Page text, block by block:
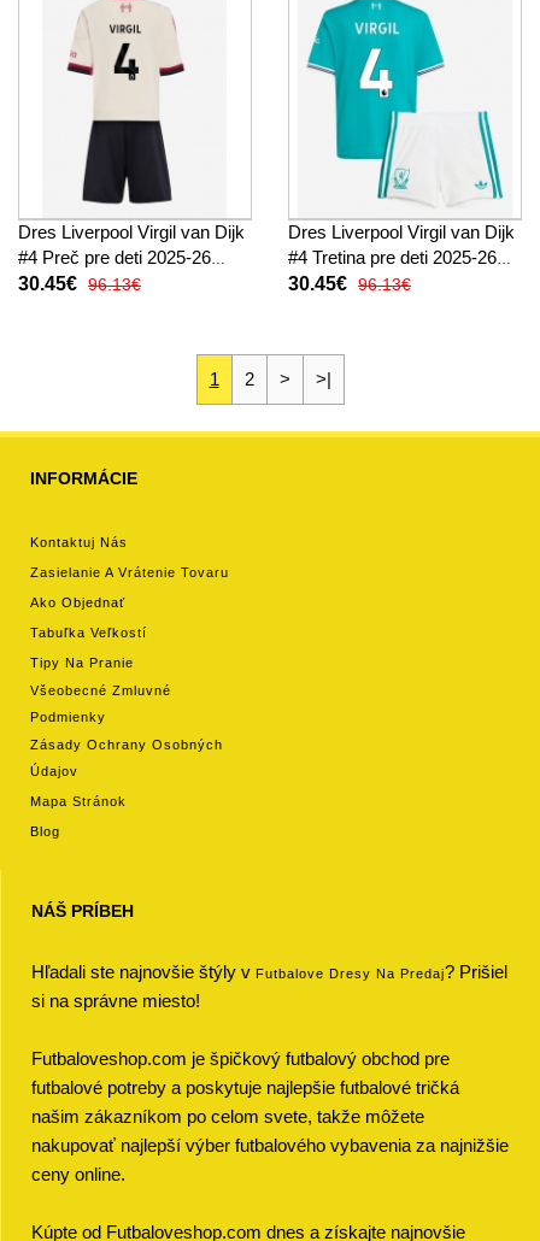
Dres Liverpool Virgil van Dijk
#4 Preč pre deti 2025-26
Krátky Rukáv (+ trenírky)
30.45€ 96.13€
Dres Liverpool Virgil van Dijk
#4 Tretina pre deti 2025-26
Krátky Rukáv (+ trenírky)
30.45€ 96.13€
1 2 > >|
INFORMÁCIE
Kontaktuj Nás
Zasielanie A Vrátenie Tovaru
Ako Objednať
Tabuľka Veľkostí
Tipy Na Pranie
Všeobecné Zmluvné
Podmienky
Zásady Ochrany Osobných
Údajov
Mapa Stránok
Blog
NÁŠ PRÍBEH
Hľadali ste najnovšie štýly v Futbalove Dresy Na Predaj? Prišiel
si na správne miesto!
Futbaloveshop.com je špičkový futbalový obchod pre
futbalové potreby a poskytuje najlepšie futbalové tričká
našim zákazníkom po celom svete, takže môžete
nakupovať najlepší výber futbalového vybavenia za najnižšie
ceny online.
Kúpte od Futbaloveshop.com dnes a získajte najnovšie